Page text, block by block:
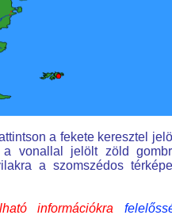
a fekete keresztel
a vonallal jelölt zöld
a szomszédos
információkra